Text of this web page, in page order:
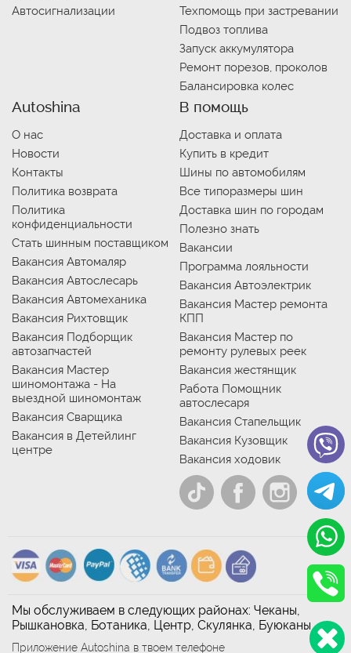
Автосигнализации
Техпомощь при застревании
Подвоз топлива
Запуск аккумулятора
Ремонт порезов, проколов
Балансировка колес
Autoshina
О нас
Новости
Контакты
Политика возврата
Политика
конфиденциальности
Стать шинным поставщиком
Вакансия Автомаляр
Вакансия Автослесарь
Вакансия Автомеханика
Вакансия Рихтовщик
Вакансия Подборщик
автозапчастей
Вакансия Мастер
шиномонтажа - На
выездной шиномонтаж
Вакансия Сварщика
Вакансия в Детейлинг
центре
В помощь
Доставка и оплата
Купить в кредит
Шины по автомобилям
Все типоразмеры шин
Доставка шин по городам
Полезно знать
Вакансии
Программа лояльности
Вакансия Автоэлектрик
Вакансия Мастер ремонта
КПП
Вакансия Мастер по
ремонту рулевых реек
Вакансия жестянщик
Работа Помощник
автослесаря
Вакансия Стапельщик
Вакансия Кузовщик
Вакансия ходовик
Мы обслуживаем в следующих районах: Чеканы,
Рышкановка, Ботаника, Центр, Скулянка, Буюканы
Приложение Autoshina в твоем телефоне